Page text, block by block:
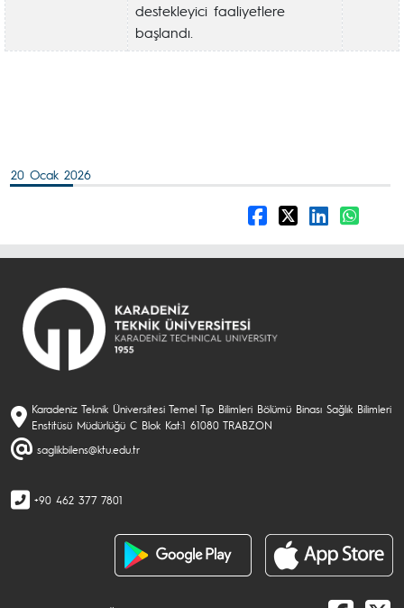
destekleyici faaliyetlere
başlandı.
20 Ocak 2026
Karadeniz Teknik Üniversitesi Temel Tıp Bilimleri Bölümü Binası Sağlık Bilimleri
Enstitüsü Müdürlüğü C Blok Kat:1 61080 TRABZON
saglikbilens@ktu.edu.tr
+90 462 377 7801